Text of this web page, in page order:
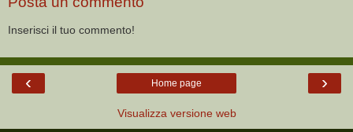
Inserisci il tuo commento!
‹ ›
Home page
Visualizza versione web